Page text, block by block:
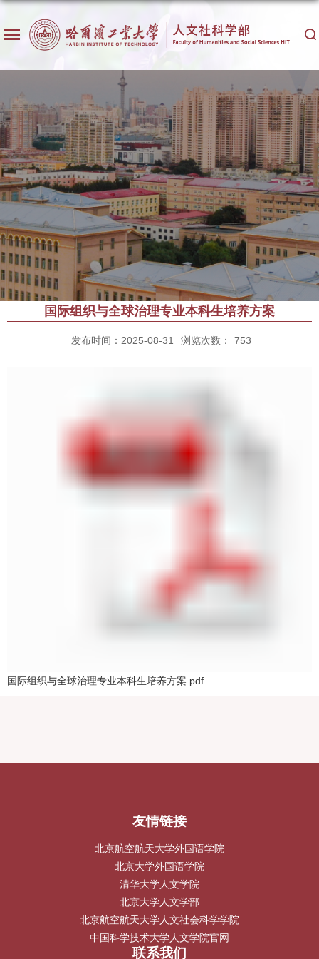
国际组织与全球治理专业本科生培养方案
发布时间：2025-08-31 浏览次数： 753
国际组织与全球治理专业本科生培养方案.pdf
联系我们
友情链接
北京航空航天大学外国语学院
北京大学外国语学院
清华大学人文学院
北京大学人文学部
北京航空航天大学人文社会科学学院
中国科学技术大学人文学院官网